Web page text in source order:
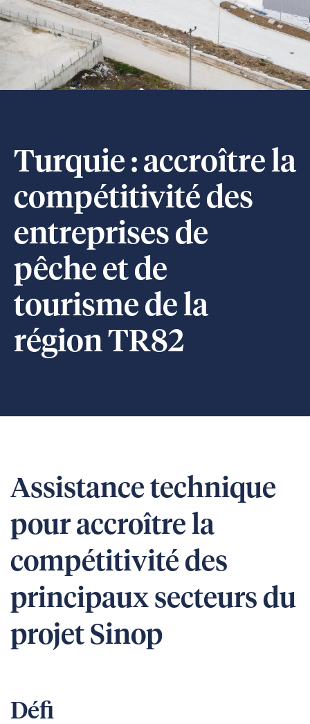
Turquie : accroître la
compétitivité des
entreprises de
pêche et de
tourisme de la
région TR82
Assistance technique
pour accroître la
compétitivité des
principaux secteurs du
projet Sinop
Défi